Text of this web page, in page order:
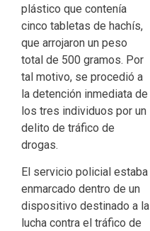
plástico que contenía
cinco tabletas de hachís,
que arrojaron un peso
total de 500 gramos. Por
tal motivo, se procedió a
la detención inmediata de
los tres individuos por un
delito de tráfico de
drogas.
El servicio policial estaba
enmarcado dentro de un
dispositivo destinado a la
lucha contra el tráfico de